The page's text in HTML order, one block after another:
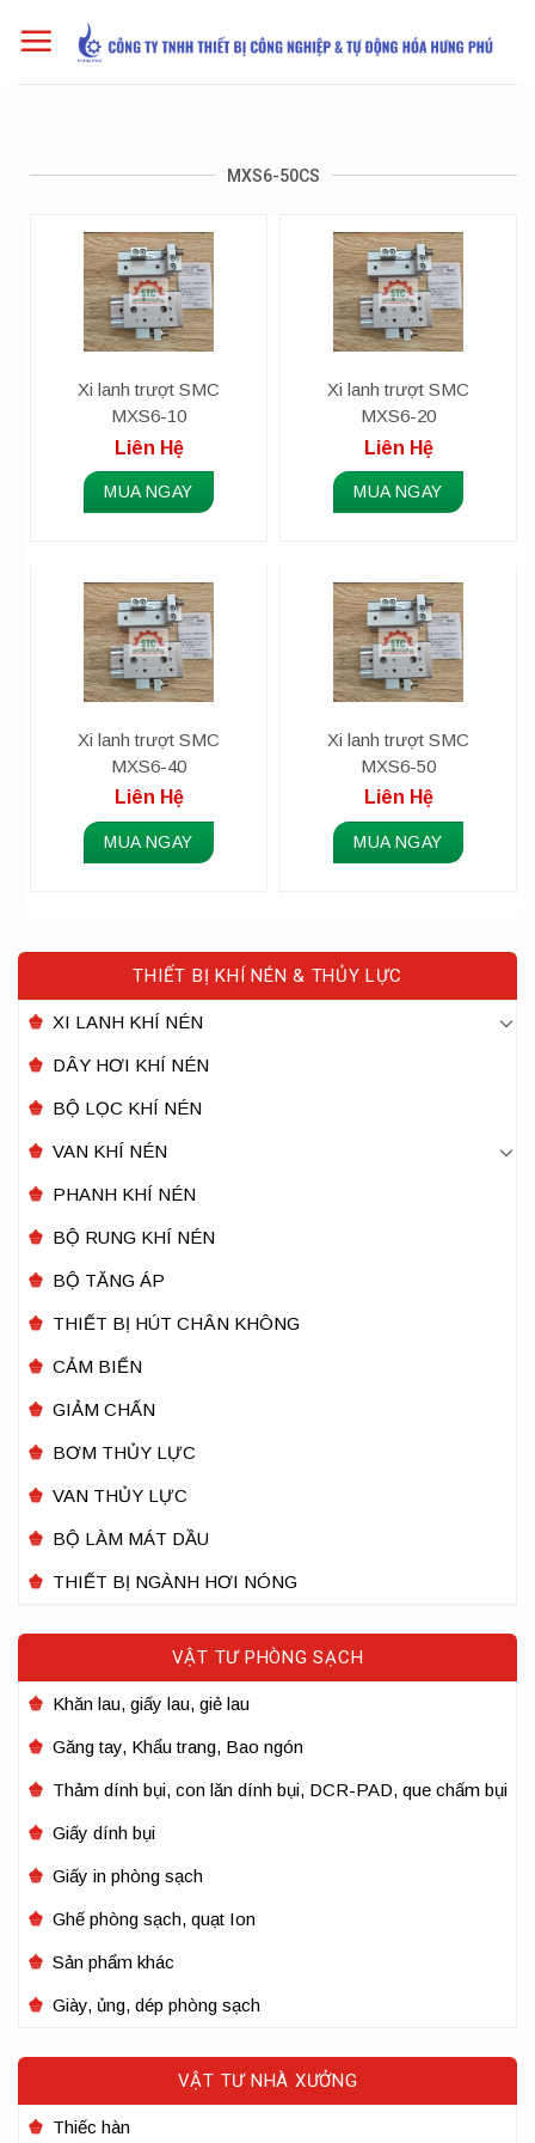
MXS6-50CS
Xi lanh trượt SMC
MXS6-10
Liên Hệ
MUA NGAY
Xi lanh trượt SMC
MXS6-20
Liên Hệ
MUA NGAY
Xi lanh trượt SMC
MXS6-40
Liên Hệ
MUA NGAY
Xi lanh trượt SMC
MXS6-50
Liên Hệ
MUA NGAY
THIẾT BỊ KHÍ NÉN & THỦY LỰC
XI LANH KHÍ NÉN
DÂY HƠI KHÍ NÉN
BỘ LỌC KHÍ NÉN
VAN KHÍ NÉN
PHANH KHÍ NÉN
BỘ RUNG KHÍ NÉN
BỘ TĂNG ÁP
THIẾT BỊ HÚT CHÂN KHÔNG
CẢM BIẾN
GIẢM CHẤN
BƠM THỦY LỰC
VAN THỦY LỰC
BỘ LÀM MÁT DẦU
THIẾT BỊ NGÀNH HƠI NÓNG
VẬT TƯ PHÒNG SẠCH
Khăn lau, giấy lau, giẻ lau
Găng tay, Khẩu trang, Bao ngón
Thảm dính bụi, con lăn dính bụi, DCR-PAD, que chấm bụi
Giấy dính bụi
Giấy in phòng sạch
Ghế phòng sạch, quạt Ion
Sản phẩm khác
Giày, ủng, dép phòng sạch
VẬT TƯ NHÀ XƯỞNG
Thiếc hàn